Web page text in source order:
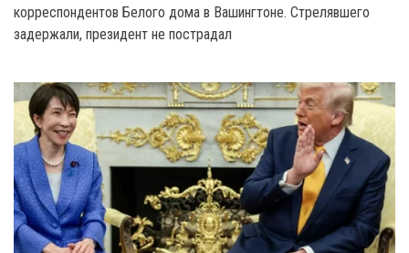
корреспондентов Белого дома в Вашингтоне. Стрелявшего
задержали, президент не пострадал